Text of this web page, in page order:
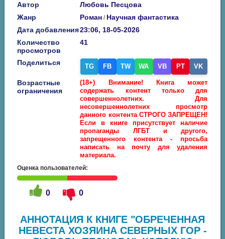
Автор
Любовь Песцова
Жанр
Роман / Научная фантастика
Дата добавления23:06, 18-05-2026
Количество
просмотров
41
Поделиться TG FB TW WA VB PT VK
Возрастные
ограничения
(18+) Внимание! Книга может
содержать контент только для
совершеннолетних. Для
несовершеннолетних просмотр
данного контента СТРОГО ЗАПРЕЩЕН!
Если в книге присутствует наличие
пропаганды ЛГБТ и другого,
запрещенного контента - просьба
написать на почту для удаления
материала.
Оценка пользователей:
0 0
АННОТАЦИЯ К КНИГЕ "ОБРЕЧЕННАЯ
НЕВЕСТА ХОЗЯИНА СЕВЕРНЫХ ГОР -